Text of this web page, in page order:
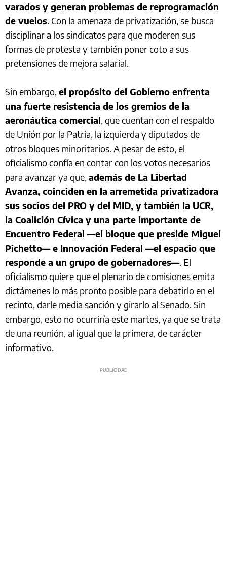
varados y generan problemas de reprogramación
de vuelos. Con la amenaza de privatización, se busca
disciplinar a los sindicatos para que moderen sus
formas de protesta y también poner coto a sus
pretensiones de mejora salarial.
Sin embargo, el propósito del Gobierno enfrenta
una fuerte resistencia de los gremios de la
aeronáutica comercial, que cuentan con el respaldo
de Unión por la Patria, la izquierda y diputados de
otros bloques minoritarios. A pesar de esto, el
oficialismo confía en contar con los votos necesarios
para avanzar ya que, además de La Libertad
Avanza, coinciden en la arremetida privatizadora
sus socios del PRO y del MID, y también la UCR,
la Coalición Cívica y una parte importante de
Encuentro Federal —el bloque que preside Miguel
Pichetto— e Innovación Federal —el espacio que
responde a un grupo de gobernadores—. El
oficialismo quiere que el plenario de comisiones emita
dictámenes lo más pronto posible para debatirlo en el
recinto, darle media sanción y girarlo al Senado. Sin
embargo, esto no ocurriría este martes, ya que se trata
de una reunión, al igual que la primera, de carácter
informativo.